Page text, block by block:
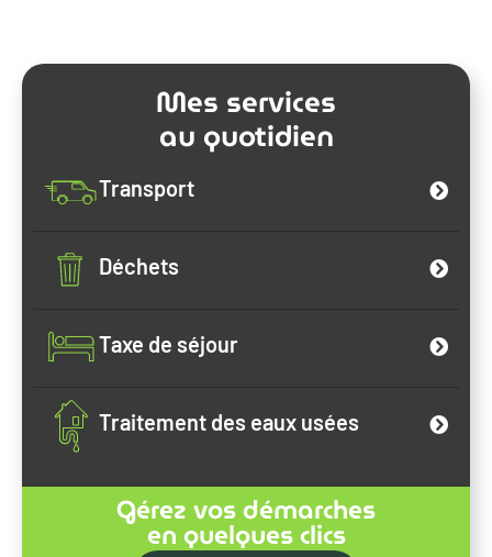
Mes services
au quotidien
Transport
Déchets
Taxe de séjour
Traitement des eaux usées
Gérez vos démarches
en quelques clics